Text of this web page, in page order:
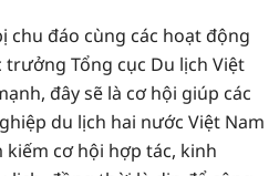
chu đáo cùng các hoạt động
trưởng Tổng cục Du lịch Việt
đây sẽ là cơ hội giúp các
du lịch hai nước Việt Nam
kiếm cơ hội hợp tác, kinh